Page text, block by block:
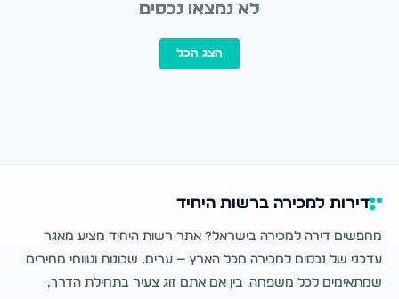
לא נמצאו נכסים
הצג הכל
דירות למכירה ברשות היחיד
מחפשים דירה למכירה בישראל? אתר רשות היחיד מציע מאגר
עדכני של נכסים למכירה מכל הארץ — ערים, שכונות וטווחי מחירים
שמתאימים לכל משפחה. בין אם אתם זוג צעיר בתחילת הדרך,